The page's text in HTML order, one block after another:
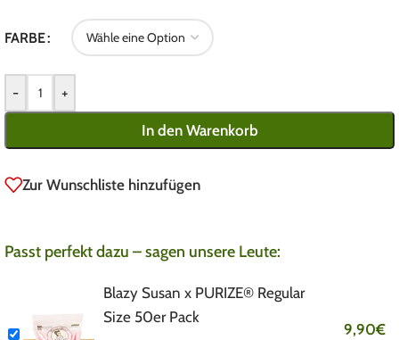
FARBE
- +
In den Warenkorb
Zur Wunschliste hinzufügen
Passt perfekt dazu – sagen unsere Leute:
Blazy Susan x PURIZE® Regular
Size 50er Pack
9,90€